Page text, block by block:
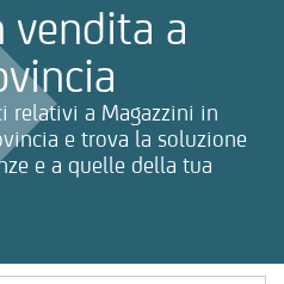
vendita a
relativi a Magazzini in
e trova la soluzione
e a quelle della tua